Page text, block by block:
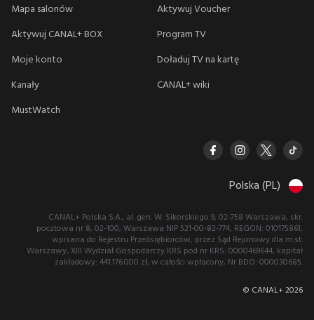
Mapa salonów
Aktywuj Voucher
Aktywuj CANAL+ BOX
Program TV
Moje konto
Doładuj TV na kartę
Kanały
CANAL+ wiki
MustWatch
Polska (PL)
CANAL+ Polska S.A., al. gen. W. Sikorskiego 9, 02-758 Warszawa, skr.
pocztowa nr 8, 02-100, Warszawa NIP 521-00-82-774, REGON: 010175861,
wpisana do Rejestru Przedsiębiorców, przez Sąd Rejonowy dla m.st.
Warszawy, XIII Wydział Gospodarczy KRS pod nr KRS: 0000469644, kapitał
zakładowy: 441.176.000 zł, w całości wpłacony, Nr BDO: 000030685.
© CANAL+2026